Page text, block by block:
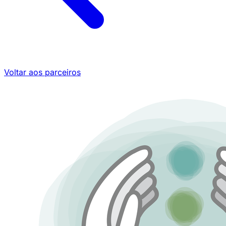
Voltar aos parceiros